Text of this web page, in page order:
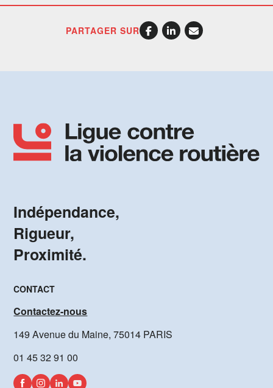
PARTAGER SUR
Indépendance,
Rigueur,
Proximité.
CONTACT
Contactez-nous
149 Avenue du Maine, 75014 PARIS
01 45 32 91 00